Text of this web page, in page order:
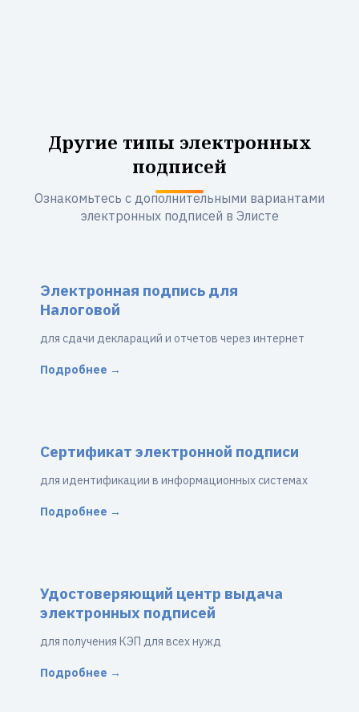
Другие типы электронных
подписей
Ознакомьтесь с дополнительными вариантами
электронных подписей в Элисте
Электронная подпись для
Налоговой
для сдачи деклараций и отчетов через интернет
Подробнее →
Сертификат электронной подписи
для идентификации в информационных системах
Подробнее →
Удостоверяющий центр выдача
электронных подписей
для получения КЭП для всех нужд
Подробнее →